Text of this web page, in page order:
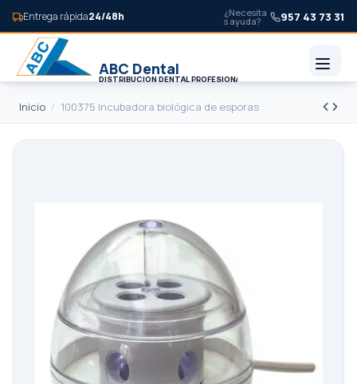
Entrega rápida24/48h ¿Necesita
s ayuda? 957 43 73 31
Inicio 100375 Incubadora biológica de esporas